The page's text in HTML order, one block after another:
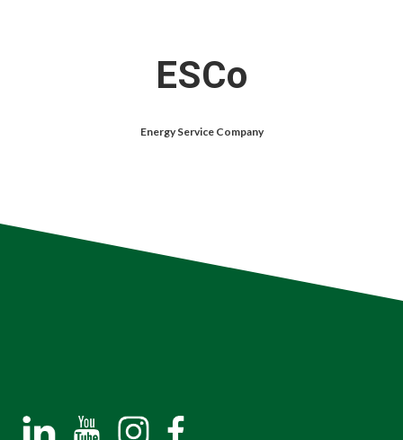
ESCo
Energy Service Company